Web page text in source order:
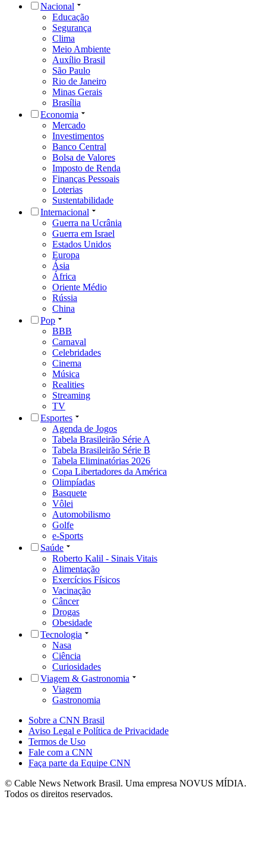
Nacional
Educação
Segurança
Clima
Meio Ambiente
Auxílio Brasil
São Paulo
Rio de Janeiro
Minas Gerais
Brasília
Economia
Mercado
Investimentos
Banco Central
Bolsa de Valores
Imposto de Renda
Finanças Pessoais
Loterias
Sustentabilidade
Internacional
Guerra na Ucrânia
Guerra em Israel
Estados Unidos
Europa
Ásia
África
Oriente Médio
Rússia
China
Pop
BBB
Carnaval
Celebridades
Cinema
Música
Realities
Streaming
TV
Esportes
Agenda de Jogos
Tabela Brasileirão Série A
Tabela Brasileirão Série B
Tabela Eliminatórias 2026
Copa Libertadores da América
Olimpíadas
Basquete
Vôlei
Automobilismo
Golfe
e-Sports
Saúde
Roberto Kalil - Sinais Vitais
Alimentação
Exercícios Físicos
Vacinação
Câncer
Drogas
Obesidade
Tecnologia
Nasa
Ciência
Curiosidades
Viagem & Gastronomia
Viagem
Gastronomia
Sobre a CNN Brasil
Aviso Legal e Política de Privacidade
Termos de Uso
Fale com a CNN
Faça parte da Equipe CNN
© Cable News Network Brasil. Uma empresa NOVUS MÍDIA.
Todos os direitos reservados.